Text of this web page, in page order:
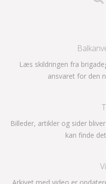
Læs skildringen fra
ansvaret for den
Billeder, artikler og sider
kan finde
Arkivet med video er